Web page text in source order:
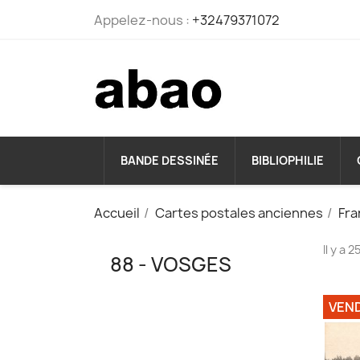
Appelez-nous : +32479371072
BANDE DESSINÉE BIBLIOPHILIE
Accueil Cartes postales anciennes
88 - VOSGES
Il y a